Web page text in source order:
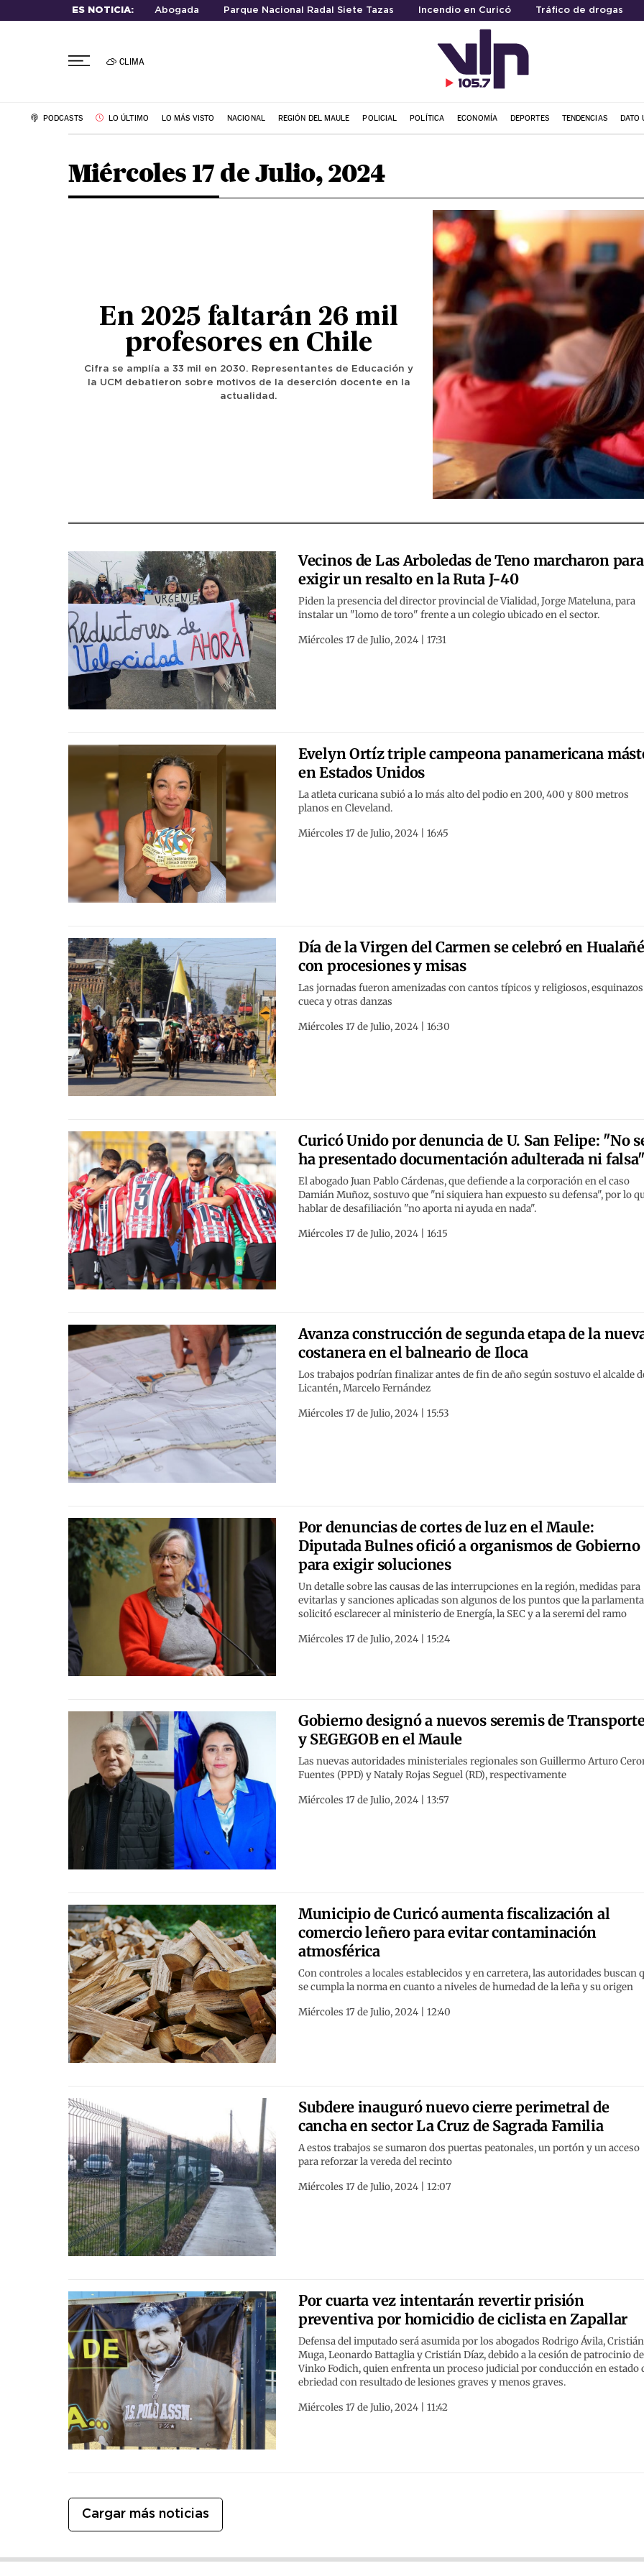
ES NOTICIA: Abogada Parque Nacional Radal Siete Tazas Incendio en Curicó Tráfico de drogas
CLIMA
PODCASTS LO ÚLTIMO LO MÁS VISTO NACIONAL REGIÓN DEL MAULE POLICIAL POLÍTICA ECONOMÍA DEPORTES TENDENCIAS DATO
Miércoles 17 de Julio, 2024
En 2025 faltarán 26 mil
profesores en Chile
Cifra se amplía a 33 mil en 2030. Representantes de Educación y
la UCM debatieron sobre motivos de la deserción docente en la
actualidad.
Vecinos de Las Arboledas de Teno marcharon para
exigir un resalto en la Ruta J-40
Piden la presencia del director provincial de Vialidad, Jorge Mateluna, para
instalar un "lomo de toro" frente a un colegio ubicado en el sector.
Miércoles 17 de Julio, 2024 | 17:31
Evelyn Ortíz triple campeona panamericana
en Estados Unidos
La atleta curicana subió a lo más alto del podio en 200, 400 y 800 metros
planos en Cleveland.
Miércoles 17 de Julio, 2024 | 16:45
Día de la Virgen del Carmen se celebró en Hualañé
con procesiones y misas
Las jornadas fueron amenizadas con cantos típicos y religiosos,
cueca y otras danzas
Miércoles 17 de Julio, 2024 | 16:30
Curicó Unido por denuncia de U. San Felipe: "No
ha presentado documentación adulterada ni
El abogado Juan Pablo Cárdenas, que defiende a la corporación en el caso
Damián Muñoz, sostuvo que "ni siquiera han expuesto su defensa", por lo
hablar de desafiliación "no aporta ni ayuda en nada".
Miércoles 17 de Julio, 2024 | 16:15
Avanza construcción de segunda etapa de la
costanera en el balneario de Iloca
Los trabajos podrían finalizar antes de fin de año según sostuvo el alcalde
Licantén, Marcelo Fernández
Miércoles 17 de Julio, 2024 | 15:53
Por denuncias de cortes de luz en el Maule:
Diputada Bulnes ofició a organismos de Gobierno
para exigir soluciones
Un detalle sobre las causas de las interrupciones en la región, medidas para
evitarlas y sanciones aplicadas son algunos de los puntos que la
solicitó esclarecer al ministerio de Energía, la SEC y a la seremi del ramo
Miércoles 17 de Julio, 2024 | 15:24
Gobierno designó a nuevos seremis de
y SEGEGOB en el Maule
Las nuevas autoridades ministeriales regionales son Guillermo Arturo
Fuentes (PPD) y Nataly Rojas Seguel (RD), respectivamente
Miércoles 17 de Julio, 2024 | 13:57
Municipio de Curicó aumenta fiscalización al
comercio leñero para evitar contaminación
atmosférica
Con controles a locales establecidos y en carretera, las autoridades buscan
se cumpla la norma en cuanto a niveles de humedad de la leña y su origen
Miércoles 17 de Julio, 2024 | 12:40
Subdere inauguró nuevo cierre perimetral de
cancha en sector La Cruz de Sagrada Familia
A estos trabajos se sumaron dos puertas peatonales, un portón y un acceso
para reforzar la vereda del recinto
Miércoles 17 de Julio, 2024 | 12:07
Por cuarta vez intentarán revertir prisión
preventiva por homicidio de ciclista en Zapallar
Defensa del imputado será asumida por los abogados Rodrigo Ávila, Cristián
Muga, Leonardo Battaglia y Cristián Díaz, debido a la cesión de patrocinio de
Vinko Fodich, quien enfrenta un proceso judicial por conducción en estado
ebriedad con resultado de lesiones graves y menos graves.
Miércoles 17 de Julio, 2024 | 11:42
Cargar más noticias